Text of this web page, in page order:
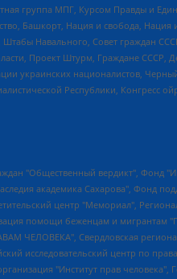
группа МПГ, Курсом Правды и
Башкорт, Нация и свобода,
Навального, Совет граждан
Проект Штурм, Граждане СССР,
националистов,
Республики, Конгресс
Дмитриевна, Общество с ограниченной ответственностью "МЕМО", Перл Роман Александрович, Симонов Евгений Алексеевич, Соловьева Елена Анатольевна, Сотников Даниил Владимирович, Сурначева Елизавета Дмитриевна, Автономная некоммерческая организация по защите прав человека и информированию населения "Якутия – Наше Мнение", Общество с ограниченной ответственностью "Москоу диджитал медиа", с 26.01.2023 Общество с ограниченной ответственностью "Чайка Белые сады", Ветошкина Валерия Валерьевна, Заговора Максим Александрович, Межрегиональное общественное движение "Российская ЛГБТ - сеть", Оленичев Максим Владимирович, Павлов Иван Юрьевич, Скворцова Елена Сергеевна, Общество с ограниченной ответственностью "Как бы инагент", Кочетков Игорь Викторович, Общество с ограниченной ответственностью "Честные выборы", Еланчик Олег Александрович, Общество с ограниченной ответственностью "Нобелевский призыв", Гималова Регина Эмилевна, Григорьев Андрей Валерьевич, Григорьева Алина Александровна, Ассоциация по содействию защите прав призывников, альтернативнослужащих и военнослужащих "Правозащитная группа "Гражданин.Армия.Право", Хисамова Регина Фаритовна, Автономная некоммерческая организация по реализации социально-правовых программ "Лилит", Дальневосточное общественное движение "Маяк", Санкт-Петербургская ЛГБТ-инициативная группа "Выход", Инициативная группа ЛГБТ+ "Реверс", Алексеев Андрей Викторович, Бекбулатова Таисия Львовна, Беляев Иван Михайлович, Владыкина Елена Сергеевна, Гельман Марат Александрович, Никульшина Вероника